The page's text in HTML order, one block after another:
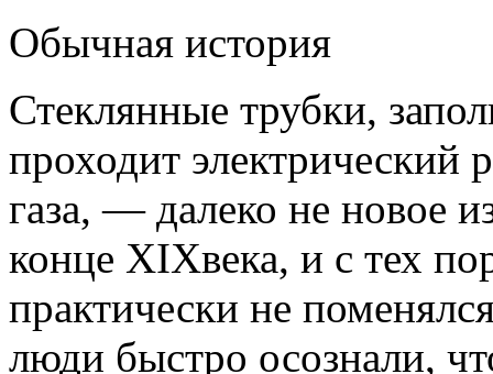
Обычная история
Стеклянные трубки,
проходит электрический
газа, — далеко не новое
конце XIXвека, и с тех
практически не
люди быстро осознали,